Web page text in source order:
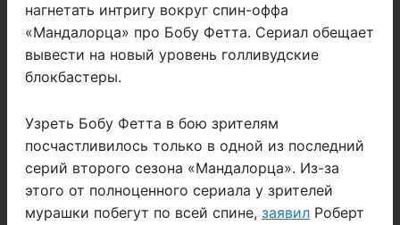
нагнетать интригу вокруг спин-оффа
«Мандалорца» про Бобу Фетта. Сериал обещает
вывести на новый уровень голливудские
блокбастеры.
Узреть Бобу Фетта в бою зрителям
посчастливилось только в одной из последний
серий второго сезона «Мандалорца». Из-за
этого от полноценного сериала у зрителей
мурашки побегут по всей спине, заявил Роберт